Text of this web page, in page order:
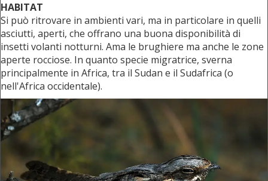
HABITAT
Si può ritrovare in ambienti vari, ma in particolare in quelli
asciutti, aperti, che offrano una buona disponibilità di
insetti volanti notturni. Ama le brughiere ma anche le zone
aperte rocciose. In quanto specie migratrice, sverna
principalmente in Africa, tra il Sudan e il Sudafrica (o
nell'Africa occidentale).